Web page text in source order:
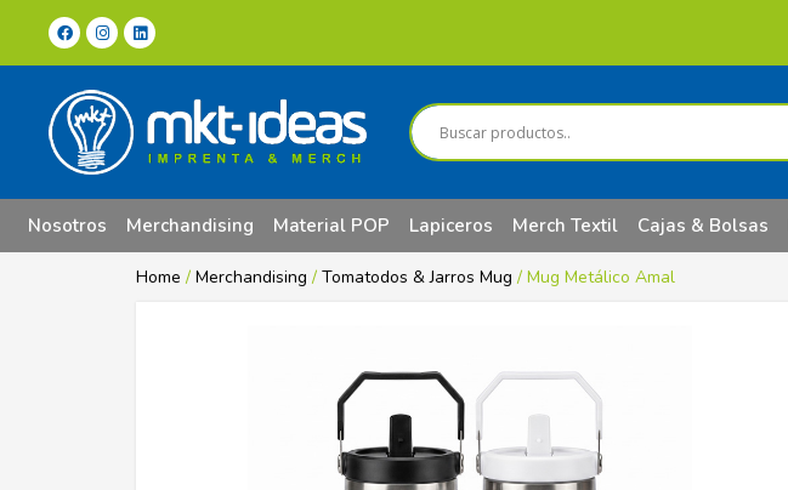
Nosotros Merchandising Material POP Lapiceros Merch Textil Cajas & Bolsas
Home / Merchandising / Tomatodos & Jarros Mug / Mug Metálico Amal